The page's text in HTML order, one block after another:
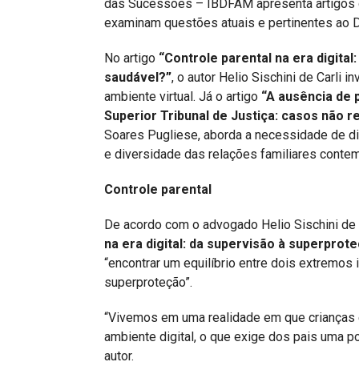
das Sucessões – IBDFAM apresenta artigos
examinam questões atuais e pertinentes ao
No artigo “Controle parental na era
saudável?”, o autor Helio Sischini de Carli
ambiente virtual. Já o artigo “A ausência
Superior Tribunal de Justiça: casos não
Soares Pugliese, aborda a necessidade de
e diversidade das relações familiares
Controle parental
De acordo com o advogado Helio Sischini
na era digital: da supervisão à
“encontrar um equilíbrio entre dois
superproteção”.
“Vivemos em uma realidade em que
ambiente digital, o que exige dos pais uma
autor.